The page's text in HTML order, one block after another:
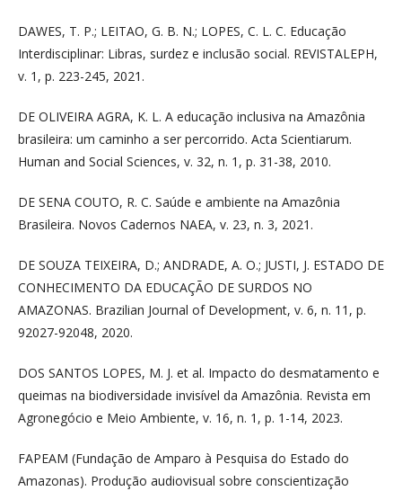
DAWES, T. P.; LEITAO, G. B. N.; LOPES, C. L. C. Educação
Interdisciplinar: Libras, surdez e inclusão social. REVISTALEPH,
v. 1, p. 223-245, 2021.
DE OLIVEIRA AGRA, K. L. A educação inclusiva na Amazônia
brasileira: um caminho a ser percorrido. Acta Scientiarum.
Human and Social Sciences, v. 32, n. 1, p. 31-38, 2010.
DE SENA COUTO, R. C. Saúde e ambiente na Amazônia
Brasileira. Novos Cadernos NAEA, v. 23, n. 3, 2021.
DE SOUZA TEIXEIRA, D.; ANDRADE, A. O.; JUSTI, J. ESTADO DE
CONHECIMENTO DA EDUCAÇÃO DE SURDOS NO
AMAZONAS. Brazilian Journal of Development, v. 6, n. 11, p.
92027-92048, 2020.
DOS SANTOS LOPES, M. J. et al. Impacto do desmatamento e
queimas na biodiversidade invisível da Amazônia. Revista em
Agronegócio e Meio Ambiente, v. 16, n. 1, p. 1-14, 2023.
FAPEAM (Fundação de Amparo à Pesquisa do Estado do
Amazonas). Produção audiovisual sobre conscientização